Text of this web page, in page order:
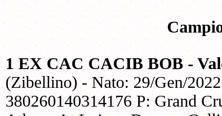
1 EX CAC CACIB BOB -
(Zibellino) - Nato: 29/Gen/
380260140314176 P: Grand